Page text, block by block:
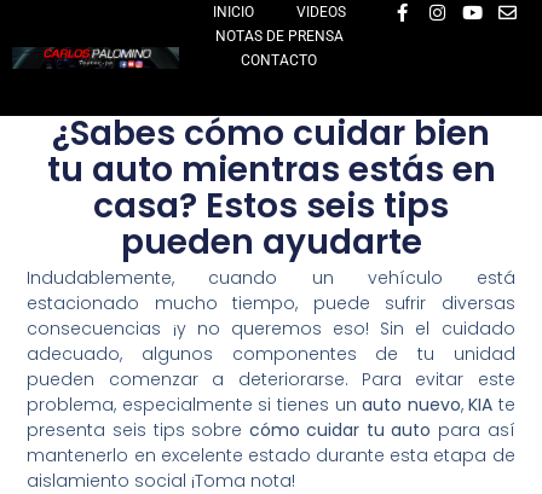
al
contenido
INICIO
VIDEOS
NOTAS DE PRENSA
CONTACTO
F
a
o
k
f
I
n
r
a
m
Y
o
e
E
n
p
¿Sabes cómo cuidar bien
tu auto mientras estás en
casa? Estos seis tips
pueden ayudarte
Indudablemente, cuando un vehículo está
estacionado mucho tiempo, puede sufrir diversas
consecuencias ¡y no queremos eso! Sin el cuidado
adecuado, algunos componentes de tu unidad
pueden comenzar a deteriorarse. Para evitar este
problema, especialmente si tienes unauto nuevo,KIA te
presenta seis tips sobre cómo cuidar tu auto para así
mantenerlo en excelente estado durante esta etapa de
aislamiento social ¡Toma nota!